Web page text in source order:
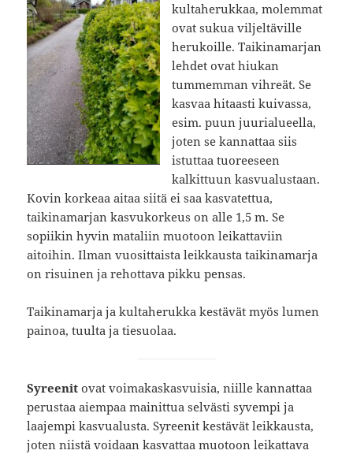
kultaherukkaa, molemmat
ovat sukua viljeltäville
herukoille. Taikinamarjan
lehdet ovat hiukan
tummemman vihreät. Se
kasvaa hitaasti kuivassa,
esim. puun juurialueella,
joten se kannattaa siis
istuttaa tuoreeseen
kalkittuun kasvualustaan.
Kovin korkeaa aitaa siitä ei saa kasvatettua,
taikinamarjan kasvukorkeus on alle 1,5 m. Se
sopiikin hyvin mataliin muotoon leikattaviin
aitoihin. Ilman vuosittaista leikkausta taikinamarja
on risuinen ja rehottava pikku pensas.
Taikinamarja ja kultaherukka kestävät myös lumen
painoa, tuulta ja tiesuolaa.
Syreenit ovat voimakaskasvuisia, niille kannattaa
perustaa aiempaa mainittua selvästi syvempi ja
laajempi kasvualusta. Syreenit kestävät leikkausta,
joten niistä voidaan kasvattaa muotoon leikattava